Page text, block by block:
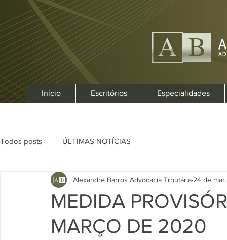
Início Escritórios Especialidades
Todos posts ÚLTIMAS NOTÍCIAS
MEDIDA
MARÇO DE 2020
Alexandre Barros Advocacia Trbutária 24 de